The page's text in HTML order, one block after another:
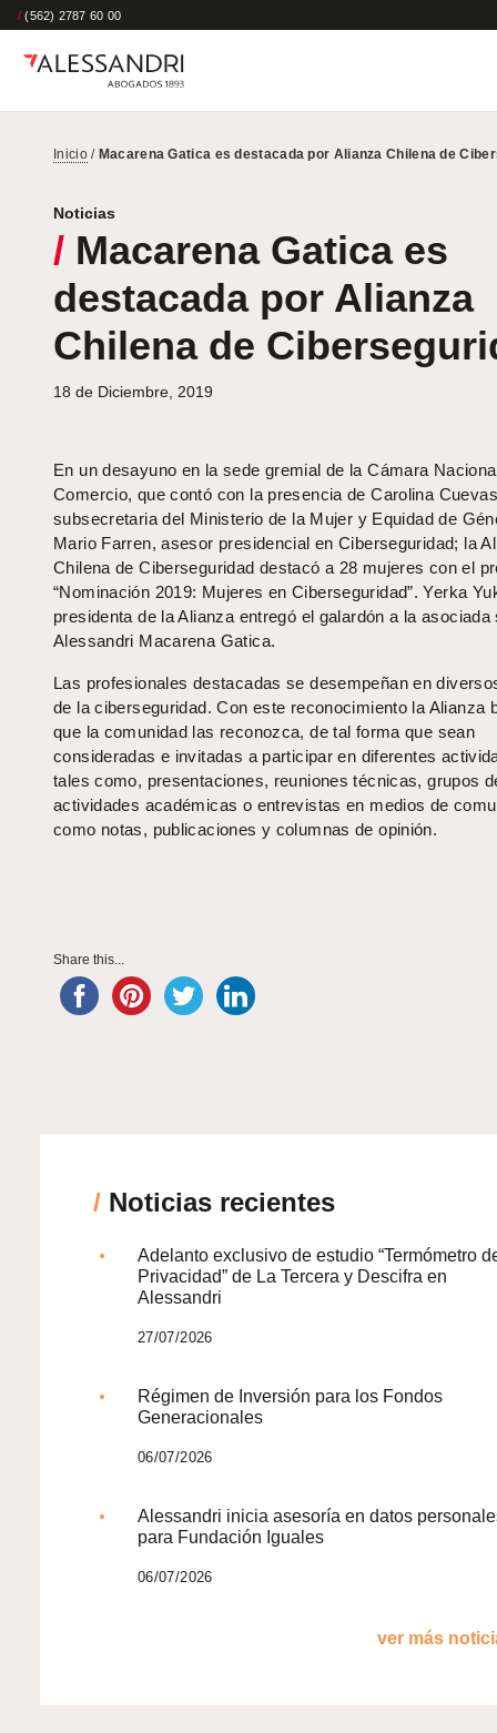
/ (562) 2787 60 00
Inicio/ Macarena Gatica es destacada por Alianza Chilena de
Noticias
/ Macarena Gatica es
destacada por Alianza
Chilena de
18 de Diciembre, 2019
En un desayuno en la sede gremial de la Cámara
Comercio, que contó con la presencia de Carolina
subsecretaria del Ministerio de la Mujer y Equidad de
Mario Farren, asesor presidencial en Ciberseguridad; la
Chilena de Ciberseguridad destacó a 28 mujeres con el
“Nominación 2019: Mujeres en Ciberseguridad”. Yerka
presidenta de la Alianza entregó el galardón a la asociada
Alessandri Macarena Gatica.
Las profesionales destacadas se desempeñan en
de la ciberseguridad. Con este reconocimiento la Alianza
que la comunidad las reconozca, de tal forma que sean
consideradas e invitadas a participar en diferentes
tales como, presentaciones, reuniones técnicas, grupos
actividades académicas o entrevistas en medios de
como notas, publicaciones y columnas de opinión.
Share this...
/ Noticias recientes
Adelanto exclusivo de estudio “Termómetro
Privacidad” de La Tercera y Descifra en
Alessandri
27/07/2026
Régimen de Inversión para los Fondos
Generacionales
06/07/2026
Alessandri inicia asesoría en datos
para Fundación Iguales
06/07/2026
ver más